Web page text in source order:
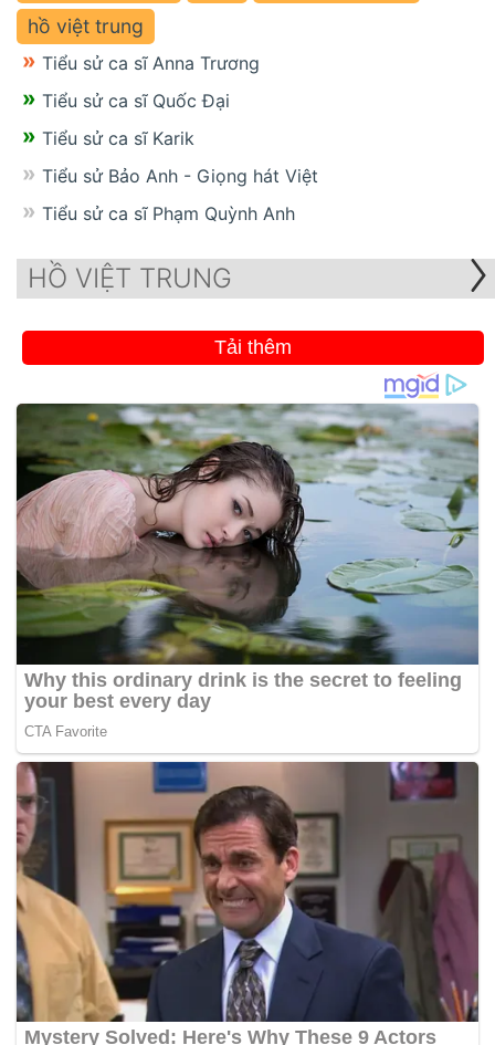
hồ việt trung
Tiểu sử ca sĩ Anna Trương
Tiểu sử ca sĩ Quốc Đại
Tiểu sử ca sĩ Karik
Tiểu sử Bảo Anh - Giọng hát Việt
Tiểu sử ca sĩ Phạm Quỳnh Anh
HỒ VIỆT TRUNG
Tải thêm